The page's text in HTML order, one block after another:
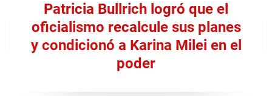
Patricia Bullrich logró que el
oficialismo recalcule sus planes
y condicionó a Karina Milei en el
poder